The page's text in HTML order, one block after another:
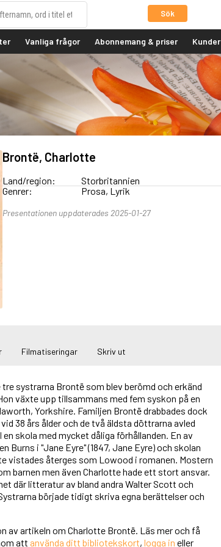
Sök
Vanliga frågor Abonnemang & priser Kunder
Brontë, Charlotte
Land/region:
Storbritannien
Genrer:
Prosa, Lyrik
Presentationen uppdaterades 2025-01-27
Filmatiseringar Skriv ut
systrarna Brontë som blev berömd och erkänd
växte upp tillsammans med fem syskon på en
Yorkshire. Familjen Brontë drabbades dock
38 års ålder och de två äldsta döttrarna avled
skola med mycket dåliga förhållanden. En av
Burns i "Jane Eyre" (1847, Jane Eyre) och skolan
vistades återges som Lowood i romanen. Mostern
barnen men även Charlotte hade ett stort ansvar.
där litteratur av bland andra Walter Scott och
började tidigt skriva egna berättelser och
av artikeln om Charlotte Brontë. Läs mer och få
att använda ditt bibliotekskort, logga in eller